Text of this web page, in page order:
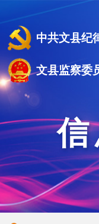
中共文县纪
文县监察委